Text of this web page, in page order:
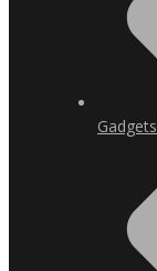
Gadgets